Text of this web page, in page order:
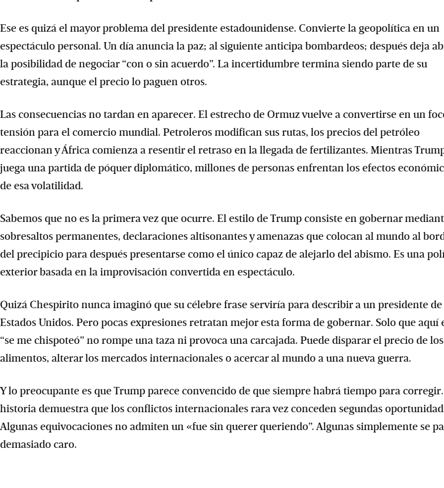
Ese es quizá el mayor problema del presidente estadounidense. Convierte la geopolítica en un
espectáculo personal. Un día anuncia la paz; al siguiente anticipa bombardeos; después deja
la posibilidad de negociar “con o sin acuerdo”. La incertidumbre termina siendo parte de su
estrategia, aunque el precio lo paguen otros.
Las consecuencias no tardan en aparecer. El estrecho de Ormuz vuelve a convertirse en un
tensión para el comercio mundial. Petroleros modifican sus rutas, los precios del petróleo
reaccionan y África comienza a resentir el retraso en la llegada de fertilizantes. Mientras
juega una partida de póquer diplomático, millones de personas enfrentan los efectos
de esa volatilidad.
Sabemos que no es la primera vez que ocurre. El estilo de Trump consiste en gobernar
sobresaltos permanentes, declaraciones altisonantes y amenazas que colocan al mundo al
del precipicio para después presentarse como el único capaz de alejarlo del abismo. Es una
exterior basada en la improvisación convertida en espectáculo.
Quizá Chespirito nunca imaginó que su célebre frase serviría para describir a un presidente de
Estados Unidos. Pero pocas expresiones retratan mejor esta forma de gobernar. Solo que aquí
“se me chispoteó” no rompe una taza ni provoca una carcajada. Puede disparar el precio de los
alimentos, alterar los mercados internacionales o acercar al mundo a una nueva guerra.
Y lo preocupante es que Trump parece convencido de que siempre habrá tiempo para
historia demuestra que los conflictos internacionales rara vez conceden segundas
Algunas equivocaciones no admiten un «fue sin querer queriendo”. Algunas simplemente se
demasiado caro.